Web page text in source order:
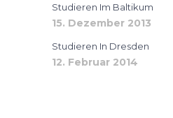
Studieren Im Baltikum
15. Dezember 2013
Studieren In Dresden
12. Februar 2014